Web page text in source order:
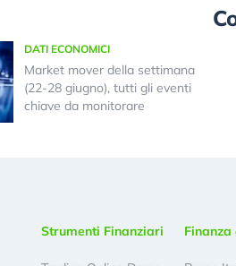
DATI ECONOMICI
Market mover della settimana
(22-28 giugno), tutti gli eventi
chiave da monitorare
Strumenti Finanziari Finanza